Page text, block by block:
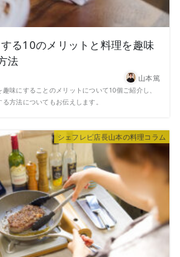
る10のメリットと料理を趣味
法
山本篤
味にすることのメリットについて10個ご紹介し、
方法についてもお伝えします。
シェフレピ店長山本の料理コラム